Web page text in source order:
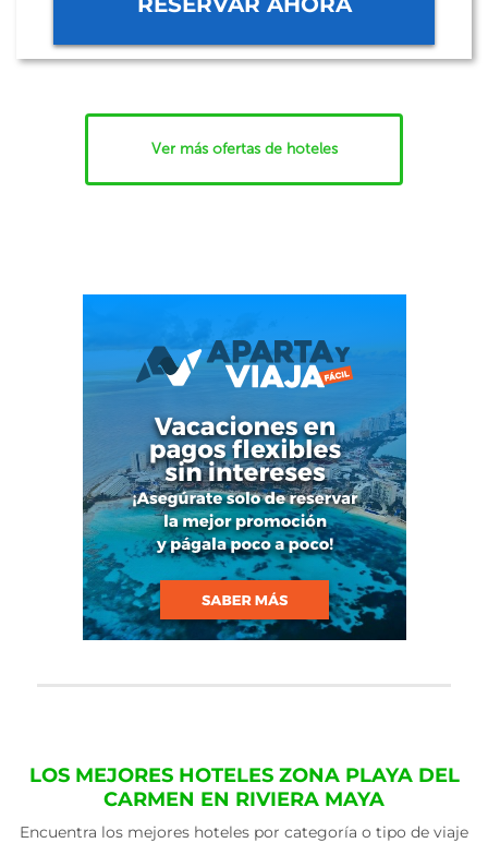
Ver más ofertas de hoteles
LOS MEJORES HOTELES ZONA PLAYA DEL
CARMEN EN RIVIERA MAYA
Encuentra los mejores hoteles por categoría o tipo de viaje